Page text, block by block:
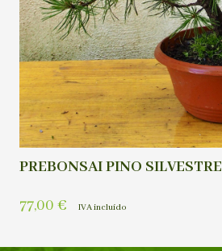
PREBONSAI PINO SILVESTRE
77,00 € IVA incluído